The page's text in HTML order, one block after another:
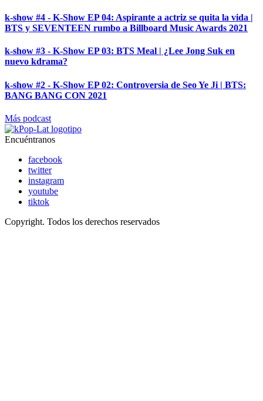
k-show #4 - K-Show EP 04: Aspirante a actriz se quita la vida |
BTS y SEVENTEEN rumbo a Billboard Music Awards 2021
k-show #3 - K-Show EP 03: BTS Meal | ¿Lee Jong Suk en
nuevo kdrama?
k-show #2 - K-Show EP 02: Controversia de Seo Ye Ji | BTS:
BANG BANG CON 2021
Más podcast
Encuéntranos
facebook
twitter
instagram
youtube
tiktok
Copyright. Todos los derechos reservados